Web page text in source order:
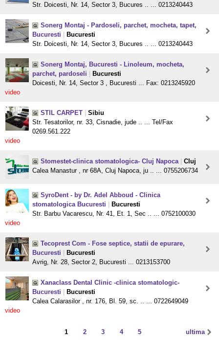
Str. Doicesti, Nr. 14, Sector 3, Bucures .. ... 0213240443
Sonerg Montaj - Pardoseli, parchet, mocheta, tapet,
Bucuresti
Bucuresti
Str. Doicesti, Nr. 14, Sector 3, Bucures .. ... 0213240443
Sonerg Montaj, Bucuresti - Linoleum, mocheta,
parchet, pardoseli
Bucuresti
Doicesti, Nr. 14, Sector 3 , Bucuresti ... Fax: 0213245920
video
STIL CARPET
Sibiu
Str. Tesatorilor, nr. 33, Cisnadie, jude .. ... Tel/Fax
0269.561.222
video
Stomestet-clinica stomatologica- Cluj Napoca
Cluj
Calea Manastur , nr 68A, Cluj Napoca, ju .. ... 0755206734
SyroDent - by Dr. Adel Abboud - Clinica
stomatologica Bucuresti
Bucuresti
Str. Barbu Vacarescu, Nr. 41, Et. 1, Sec .. ... 0752100030
video
Tecoprest Com - Fose septice, statii de epurare,
Bucuresti
Bucuresti
Avrig, Nr. 28, Sector 2, Bucuresti ... 0213153700
Xanaclass Dental Clinic -clinica stomatologic-
Bucuresti
Bucuresti
Calea Calarasilor , nr. 176, Bl. 59, sc. .. ... 0722649049
video
ultima
1 2 3 4 5